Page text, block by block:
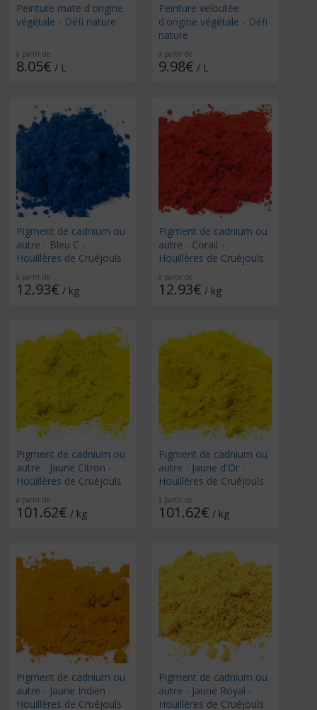
Peinture mate d'origine
végétale - Défi nature
à partir de
8.05€ / L
Peinture veloutée
d'origine végétale - Défi
nature
à partir de
9.98€ / L
Pigment de cadnium ou
autre - Bleu C -
Houillères de Cruéjouls
à partir de
12.93€ / kg
Pigment de cadnium ou
autre - Corail -
Houillères de Cruéjouls
à partir de
12.93€ / kg
Pigment de cadnium ou
autre - Jaune Citron -
Houillères de Cruéjouls
à partir de
101.62€ / kg
Pigment de cadnium ou
autre - Jaune d'Or -
Houillères de Cruéjouls
à partir de
101.62€ / kg
Pigment de cadnium ou
autre - Jaune Indien -
Houillères de Cruéjouls
Pigment de cadnium ou
autre - Jaune Royal -
Houillères de Cruéjouls